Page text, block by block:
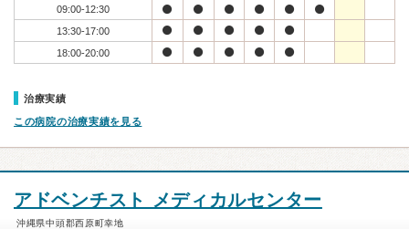
09:00-12:30
13:30-17:00
18:00-20:00
治療実績
この病院の治療実績を見る
アドベンチスト メディカルセンター
沖縄県中頭郡西原町幸地